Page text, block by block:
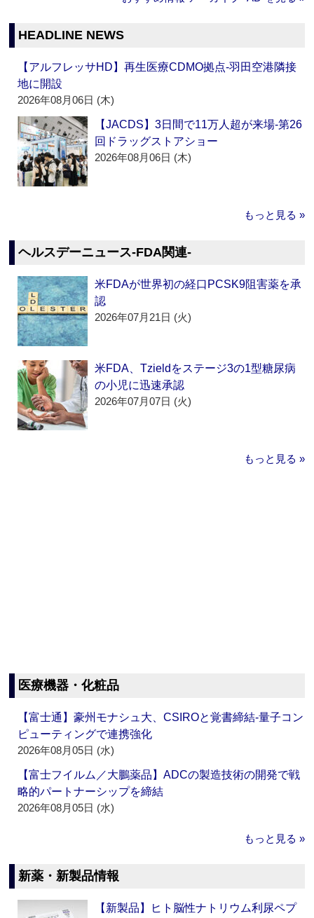
HEADLINE NEWS
【アルフレッサHD】再生医療CDMO拠点‐羽田空港隣接
地に開設
2026年08月06日 (木)
【JACDS】3日間で11万人超が来場‐第26
回ドラッグストアショー
2026年08月06日 (木)
もっと見る »
ヘルスデーニュース‐FDA関連‐
米FDAが世界初の経口PCSK9阻害薬を承
認
2026年07月21日 (火)
米FDA、Tzieldをステージ3の1型糖尿病
の小児に迅速承認
2026年07月07日 (火)
もっと見る »
医療機器・化粧品
【富士通】豪州モナシュ大、CSIROと覚書締結‐量子コン
ピューティングで連携強化
2026年08月05日 (水)
【富士フイルム／大鵬薬品】ADCの製造技術の開発で戦
略的パートナーシップを締結
2026年08月05日 (水)
もっと見る »
新薬・新製品情報
【新製品】ヒト脳性ナトリウム利尿ペプ